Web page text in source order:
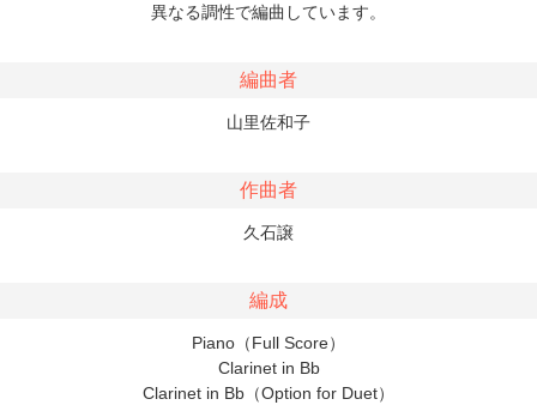
異なる調性で編曲しています。
編曲者
山里佐和子
作曲者
久石譲
編成
Piano（Full Score）
Clarinet in Bb
Clarinet in Bb（Option for Duet）